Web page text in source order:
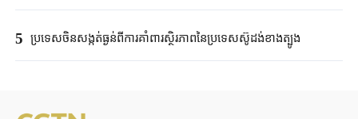
5 ប្រទេសចិនសង្កត់ធ្ងន់ពីការគាំពារស្ថិរភាពនៃប្រទេសស៊ូដង់ខាងត្បូង